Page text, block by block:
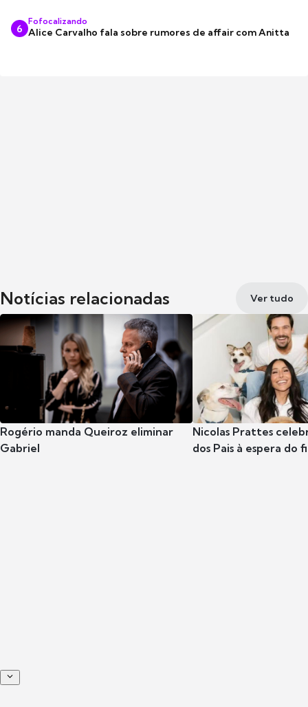
6
Fofocalizando
Alice Carvalho fala sobre rumores de affair com Anitta
Notícias relacionadas Ver tudo
Rogério manda Queiroz eliminar
Gabriel
Nicolas Prattes
dos Pais à espera do